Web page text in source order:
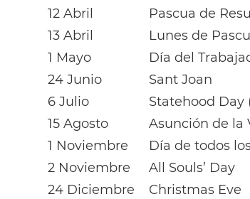
12 Abril
Pascua de
13 Abril
Lunes de
1 Mayo
Día del
24 Junio
Sant Joan
6 Julio
Statehood Day
15 Agosto
Asunción de la
1 Noviembre
Día de todos
2 Noviembre
All Souls’ Day
24 Diciembre
Christmas Eve